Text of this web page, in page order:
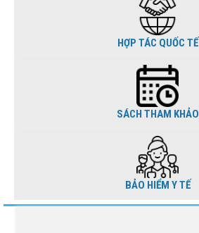
HỢP TÁC QUỐC TẾ
SÁCH THAM KHẢO
BẢO HIỂM Y TẾ